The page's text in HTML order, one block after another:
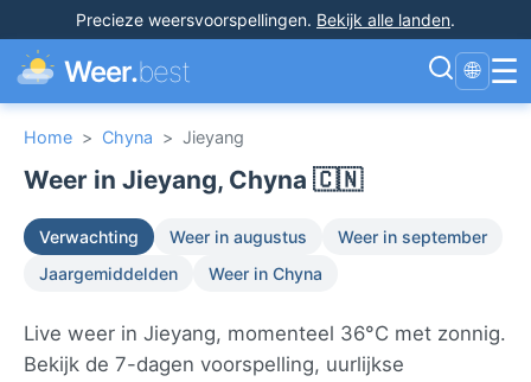
Precieze weersvoorspellingen. Bekijk alle landen.
Weer.best 🌐 ☰
Home > Chyna > Jieyang
Weer in Jieyang, Chyna 🇨🇳
Verwachting Weer in augustus
Weer in september
Jaargemiddelden
Weer in Chyna
Live weer in Jieyang, momenteel 36°C met zonnig.
Bekijk de 7-dagen voorspelling, uurlijkse